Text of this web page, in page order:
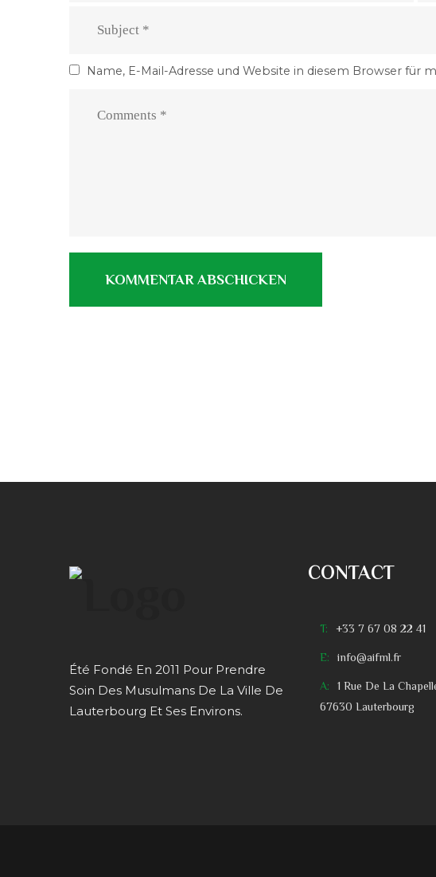
Name, E-Mail-Adresse und Website in diesem Browser für
Été Fondé En 2011 Pour Prendre
Soin Des Musulmans De La Ville De
Lauterbourg Et Ses Environs.
CONTACT
T: +33 7 67 08 22 41
E: info@aifml.fr
A:
1 Rue De La
67630 Lauterbourg